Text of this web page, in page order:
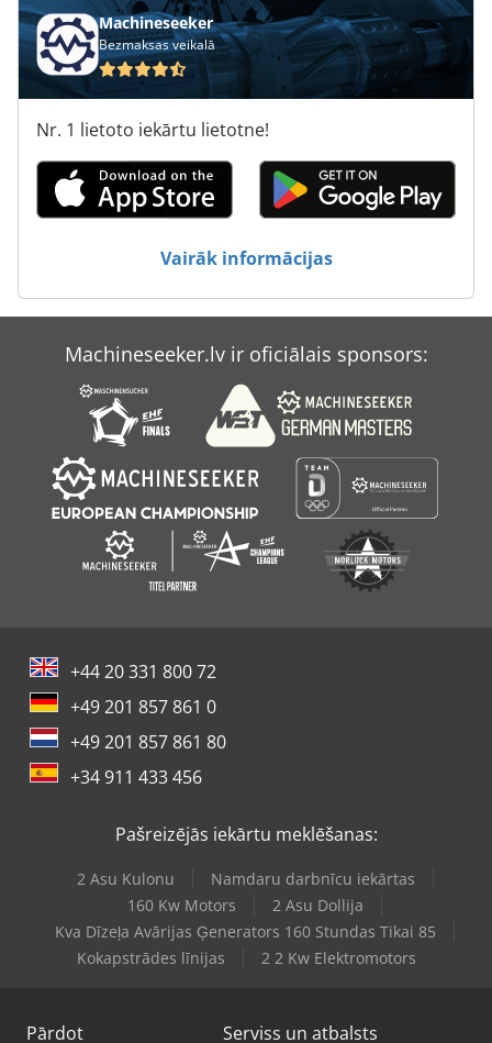
Machineseeker
Bezmaksas veikalā
Nr. 1 lietoto iekārtu lietotne!
Vairāk informācijas
Machineseeker.lv ir oficiālais sponsors:
+44 20 331 800 72
+49 201 857 861 0
+49 201 857 861 80
+34 911 433 456
Pašreizējās iekārtu meklēšanas:
2 Asu Kulonu
Namdaru darbnīcu iekārtas
160 Kw Motors
2 Asu Dollija
Kva Dīzeļa Avārijas Ģenerators 160 Stundas Tikai 85
Kokapstrādes līnijas
2 2 Kw Elektromotors
Pārdot Serviss un atbalsts